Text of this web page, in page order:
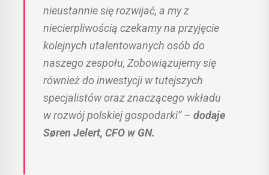
nieustannie się rozwijać, a my z
niecierpliwością czekamy na przyjęcie
kolejnych utalentowanych osób do
naszego zespołu, Zobowiązujemy się
również do inwestycji w tutejszych
specjalistów oraz znaczącego wkładu
w rozwój polskiej gospodarki” – dodaje
Søren Jelert, CFO w GN.